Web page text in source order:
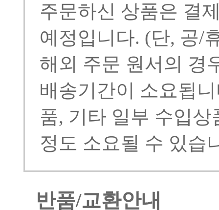
주문하신 상품은 결
예정입니다. (단, 공/
해외 주문 원서의 경
배송기간이 소요됩
품, 기타 일부 수입
정도 소요될 수 있습
반품/교환안내